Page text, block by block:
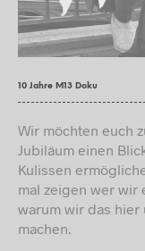
10 Jahre M13 Doku
Wir möchten euch
Jubiläum einen
Kulissen
mal zeigen wer wir
warum wir das hier
machen.